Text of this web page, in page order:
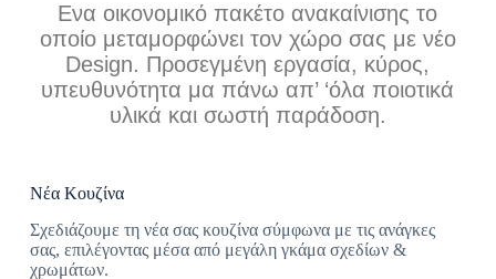
Ενα οικονομικό πακέτο ανακαίνισης το
οποίο μεταμορφώνει τον χώρο σας με νέο
Design. Προσεγμένη εργασία, κύρος,
υπευθυνότητα μα πάνω απ’ ‘όλα ποιοτικά
υλικά και σωστή παράδοση.
Νέα Κουζίνα
Σχεδιάζουμε τη νέα σας κουζίνα σύμφωνα με τις ανάγκες
σας, επιλέγοντας μέσα από μεγάλη γκάμα σχεδίων &
χρωμάτων.